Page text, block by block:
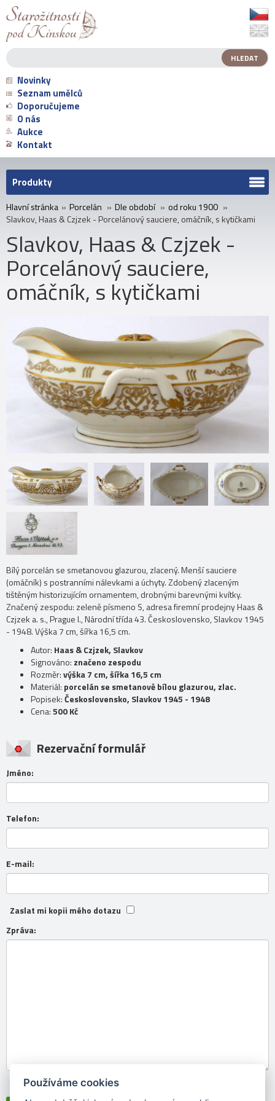
Novinky
Seznam umělců
Doporučujeme
O nás
Aukce
Kontakt
Produkty
Hlavní stránka » Porcelán » Dle období » od roku 1900 »
Slavkov, Haas & Czjzek - Porcelánový sauciere, omáčník, s kytičkami
Slavkov, Haas & Czjzek -
Porcelánový sauciere,
omáčník, s kytičkami
Bílý porcelán se smetanovou glazurou, zlacený. Menší sauciere
(omáčník) s postranními nálevkami a úchyty. Zdobený zlaceným
tištěným historizujícím ornamentem, drobnými barevnými kvítky.
Značený zespodu: zeleně písmeno S, adresa firemní prodejny Haas &
Czjzek a. s., Prague I., Národní třída 43. Československo, Slavkov 1945
- 1948. Výška 7 cm, šířka 16,5 cm.
Autor: Haas & Czjzek, Slavkov
Signováno: značeno zespodu
Rozměr:výška 7 cm, šířka 16,5 cm
Materiál: porcelán se smetanově bílou glazurou, zlac.
Popisek:Československo, Slavkov 1945 - 1948
Cena:500 Kč
Rezervační formulář
Jméno:
Telefon:
E-mail:
Zaslat mi kopii mého dotazu
Zpráva:
Souhlasím sezpracováním osobních údajů
Používáme cookies